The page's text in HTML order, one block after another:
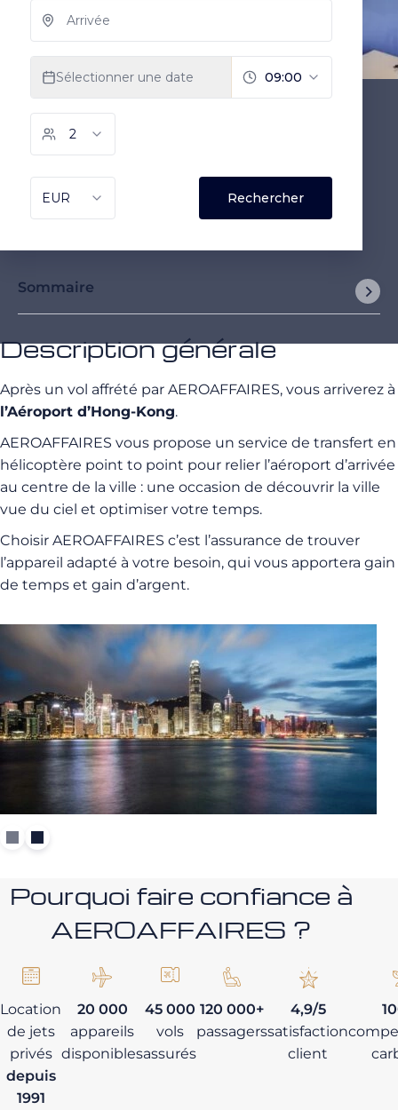
Sommaire
Description générale
Après un vol affrété par AEROAFFAIRES, vous arriverez à
l’Aéroport d’Hong-Kong.
AEROAFFAIRES vous propose un service de transfert en
hélicoptère point to point pour relier l’aéroport d’arrivée
au centre de la ville : une occasion de découvrir la ville
vue du ciel et optimiser votre temps.
Choisir AEROAFFAIRES c’est l’assurance de trouver
l’appareil adapté à votre besoin, qui vous apportera gain
de temps et gain d’argent.
Pourquoi faire confiance à
AEROAFFAIRES ?
Location
de jets
privés
depuis
1991
20 000
appareils
disponibles
45 000
vols
assurés
120 000+
passagers
4,9/5
satisfaction
client